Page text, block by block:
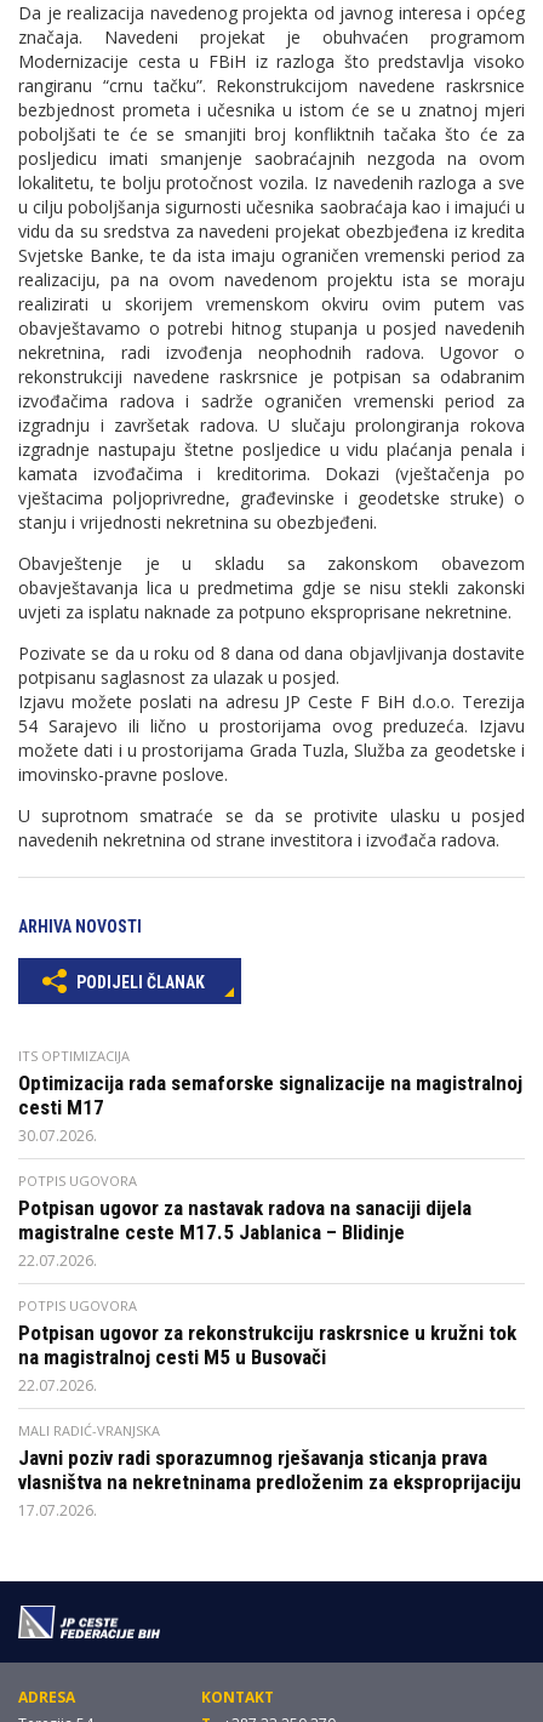
Da je realizacija navedenog projekta od javnog interesa i općeg
značaja. Navedeni projekat je obuhvaćen programom
Modernizacije cesta u FBiH iz razloga što predstavlja visoko
rangiranu “crnu tačku”. Rekonstrukcijom navedene raskrsnice
bezbjednost prometa i učesnika u istom će se u znatnoj mjeri
poboljšati te će se smanjiti broj konfliktnih tačaka što će za
posljedicu imati smanjenje saobraćajnih nezgoda na ovom
lokalitetu, te bolju protočnost vozila. Iz navedenih razloga a sve
u cilju poboljšanja sigurnosti učesnika saobraćaja kao i imajući u
vidu da su sredstva za navedeni projekat obezbjeđena iz kredita
Svjetske Banke, te da ista imaju ograničen vremenski period za
realizaciju, pa na ovom navedenom projektu ista se moraju
realizirati u skorijem vremenskom okviru ovim putem vas
obavještavamo o potrebi hitnog stupanja u posjed navedenih
nekretnina, radi izvođenja neophodnih radova. Ugovor o
rekonstrukciji navedene raskrsnice je potpisan sa odabranim
izvođačima radova i sadrže ograničen vremenski period za
izgradnju i završetak radova. U slučaju prolongiranja rokova
izgradnje nastupaju štetne posljedice u vidu plaćanja penala i
kamata izvođačima i kreditorima. Dokazi (vještačenja po
vještacima poljoprivredne, građevinske i geodetske struke) o
stanju i vrijednosti nekretnina su obezbjeđeni.
Obavještenje je u skladu sa zakonskom obavezom
obavještavanja lica u predmetima gdje se nisu stekli zakonski
uvjeti za isplatu naknade za potpuno eksproprisane nekretnine.
Pozivate se da u roku od 8 dana od dana objavljivanja dostavite
potpisanu saglasnost za ulazak u posjed.
Izjavu možete poslati na adresu JP Ceste F BiH d.o.o. Terezija
54 Sarajevo ili lično u prostorijama ovog preduzeća. Izjavu
možete dati i u prostorijama Grada Tuzla, Služba za geodetske i
imovinsko-pravne poslove.
U suprotnom smatraće se da se protivite ulasku u posjed
navedenih nekretnina od strane investitora i izvođača radova.
ARHIVA NOVOSTI
PODIJELI ČLANAK
ITS OPTIMIZACIJA
Optimizacija rada semaforske signalizacije na magistralnoj
cesti M17
30.07.2026.
POTPIS UGOVORA
Potpisan ugovor za nastavak radova na sanaciji dijela
magistralne ceste M17.5 Jablanica – Blidinje
22.07.2026.
POTPIS UGOVORA
Potpisan ugovor za rekonstrukciju raskrsnice u kružni tok
na magistralnoj cesti M5 u Busovači
22.07.2026.
MALI RADIĆ-VRANJSKA
Javni poziv radi sporazumnog rješavanja sticanja prava
vlasništva na nekretninama predloženim za eksproprijaciju
17.07.2026.
ADRESA
KONTAKT